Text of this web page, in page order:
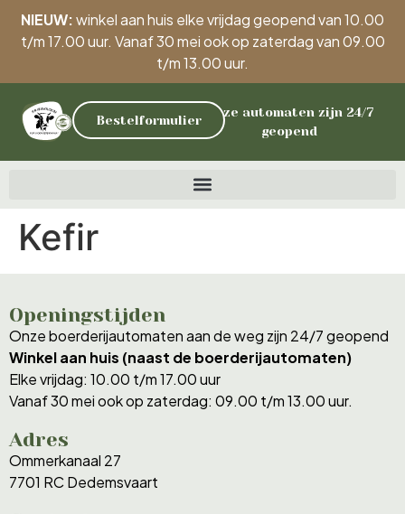
NIEUW:winkel aan huis elke vrijdag geopend van 10.00
t/m 17.00 uur. Vanaf 30 mei ook op zaterdag van 09.00
t/m 13.00 uur.
Onze automaten zijn 24/7
geopend
Bestelformulier
Kefir
Openingstijden
Onze boerderijautomaten aan de weg zijn 24/7 geopend
Winkel aan huis (naast de boerderijautomaten)
Elke vrijdag: 10.00 t/m 17.00 uur
Vanaf 30 mei ook op zaterdag: 09.00 t/m 13.00 uur.
Adres
Ommerkanaal 27
7701 RC Dedemsvaart